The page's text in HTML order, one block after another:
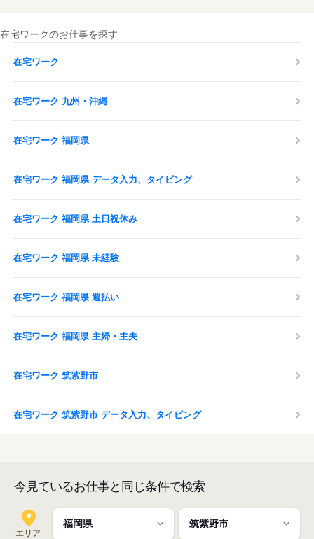
在宅ワークのお仕事を探す
在宅ワーク
在宅ワーク 九州・沖縄
在宅ワーク 福岡県
在宅ワーク 福岡県 データ入力、タイピング
在宅ワーク 福岡県 土日祝休み
在宅ワーク 福岡県 未経験
在宅ワーク 福岡県 週払い
在宅ワーク 福岡県 主婦・主夫
在宅ワーク 筑紫野市
在宅ワーク 筑紫野市 データ入力、タイピング
今見ているお仕事と同じ条件で検索
エリア